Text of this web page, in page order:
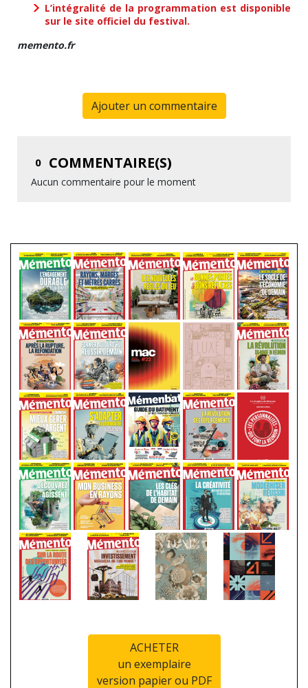
L’intégralité de la programmation est disponible
sur le site officiel du festival.
memento.fr
Ajouter un commentaire
0 COMMENTAIRE(S)
Aucun commentaire pour le moment
ACHETER
un exemplaire
version papier ou PDF